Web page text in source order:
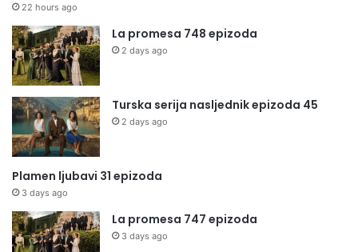
22 hours ago
La promesa 748 epizoda
2 days ago
Turska serija nasljednik epizoda 45
2 days ago
Plamen ljubavi 31 epizoda
3 days ago
La promesa 747 epizoda
3 days ago